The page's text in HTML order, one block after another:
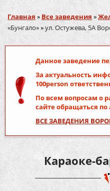
Вы здесь
Главная » Все заведения »
«Бунгало»»ул. Остужева, 5А
Данное заведение
За актуальность
100person
По всем вопросам о
сайте обращаться по
ВСЕ ЗАВЕДЕНИЯ
Караоке-